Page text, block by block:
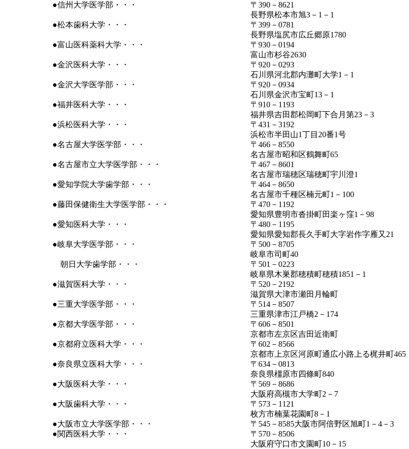
●信州大学医学部・・・
〒390－8621
長野県松本市旭3－1－1
●松本歯科大学・・・
〒399－0781
長野県塩尻市広丘郷原1780
●富山医科薬科大学・・・
〒930－0194
富山市杉谷2630
●金沢医科大学・・・
〒920－0293
石川県河北郡内灘町大学1－1
●金沢大学医学部・・・
〒920－0934
石川県金沢市宝町13－1
●福井医科大学・・・
〒910－1193
福井県吉田郡松岡町下合月第23－3
●浜松医科大学・・・
〒431－3192
浜松市半田山1丁目20番1号
●名古屋大学医学部・・・
〒466－8550
名古屋市昭和区鶴舞町65
●名古屋市立大学医学部・・・
〒467－8601
名古屋市瑞穂区瑞穂町宇川澄1
●愛知学院大学歯学部・・・
〒464－8650
名古屋市千種区楠元町1－100
●藤田保健衛生大学医学部・・・
〒470－1192
愛知県豊明市沓掛町田楽ヶ窪1－98
●愛知医科大学・・・
〒480－1195
愛知県愛知郡長久手町大字岩作字雁又21
●岐阜大学医学部・・・
〒500－8705
岐阜市司町40
朝日大学歯学部・・・
〒501－0223
岐阜県木巣郡穂積町穂積1851－1
●滋賀医科大学・・・
〒520－2192
滋賀県大津市瀬田月輪町
●三重大学医学部・・・
〒514－8507
三重県津市江戸橋2－174
●京都大学医学部・・・
〒606－8501
京都市左京区吉田近衛町
●京都府立医科大学・・・
〒602－8566
京都市上京区河原町通広小路上る梶井町465
●奈良県立医科大学・・・
〒634－0813
奈良県橿原市四條町840
●大阪医科大学・・・
〒569－8686
大阪府高槻市大学町2－7
●大阪歯科大学・・・
〒573－1121
枚方市楠葉花園町8－1
●大阪市立大学医学部・・・ 〒545－8585大阪市阿倍野区旭町1－4－3
●関西医科大学・・・
〒570－8506
大阪府守口市文園町10－15